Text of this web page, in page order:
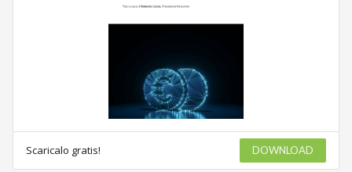
Scaricalo gratis! DOWNLOAD